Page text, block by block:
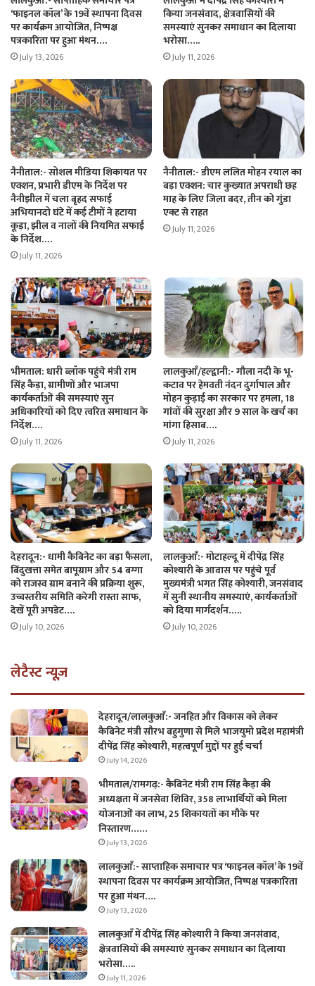
‘फाइनल कॉल’ के 19वें स्थापना दिवस
पर कार्यक्रम आयोजित, निष्पक्ष
पत्रकारिता पर हुआ मंथन….
July 13, 2026
किया जनसंवाद, क्षेत्रवासियों की
समस्याएं सुनकर समाधान का दिलाया
भरोसा…..
July 11, 2026
नैनीताल:- सोशल मीडिया शिकायत पर
एक्शन, प्रभारी डीएम के निर्देश पर
नैनीझील में चला बृहद सफाई
अभियानदो घंटे में कई टीमों ने हटाया
कूड़ा, झील व नालों की नियमित सफाई
के निर्देश….
July 11, 2026
नैनीताल:- डीएम ललित मोहन रयाल का
बड़ा एक्शन: चार कुख्यात अपराधी छह
माह के लिए जिला बदर, तीन को गुंडा
एक्ट से राहत
July 11, 2026
भीमताल: धारी ब्लॉक पहुंचे मंत्री राम
सिंह कैड़ा, ग्रामीणों और भाजपा
कार्यकर्ताओं की समस्याएं सुन
अधिकारियों को दिए त्वरित समाधान के
निर्देश….
July 11, 2026
लालकुआँ/हल्द्वानी:- गौला नदी के भू-
कटाव पर हेमवती नंदन दुर्गापाल और
मोहन कुड़ाई का सरकार पर हमला, 18
गांवों की सुरक्षा और 9 साल के खर्च का
मांगा हिसाब….
July 11, 2026
देहरादून:- धामी कैबिनेट का बड़ा फैसला,
बिंदुखत्ता समेत बापूग्राम और 54 बग्गा
को राजस्व ग्राम बनाने की प्रक्रिया शुरू,
उच्चस्तरीय समिति करेगी रास्ता साफ,
देखें पूरी अपडेट….
July 10, 2026
लालकुआँ:- मोटाहल्दू में दीपेंद्र सिंह
कोश्यारी के आवास पर पहुंचे पूर्व
मुख्यमंत्री भगत सिंह कोश्यारी, जनसंवाद
में सुनीं स्थानीय समस्याएं, कार्यकर्ताओं
को दिया मार्गदर्शन…..
July 10, 2026
लेटैस्ट न्यूज़
देहरादून/लालकुआँ:- जनहित और विकास को लेकर
कैबिनेट मंत्री सौरभ बहुगुणा से मिले भाजयुमो प्रदेश महामंत्री
दीपेंद्र सिंह कोश्यारी, महत्वपूर्ण मुद्दों पर हुई चर्चा
July 14, 2026
भीमताल/रामगढ़:- कैबिनेट मंत्री राम सिंह कैड़ा की
अध्यक्षता में जनसेवा शिविर, 358 लाभार्थियों को मिला
योजनाओं का लाभ, 25 शिकायतों का मौके पर
निस्तारण……
July 13, 2026
लालकुआँ:- साप्ताहिक समाचार पत्र ‘फाइनल कॉल’ के 19वें
स्थापना दिवस पर कार्यक्रम आयोजित, निष्पक्ष पत्रकारिता
पर हुआ मंथन….
July 13, 2026
लालकुआँ में दीपेंद्र सिंह कोश्यारी ने किया जनसंवाद,
क्षेत्रवासियों की समस्याएं सुनकर समाधान का दिलाया
भरोसा…..
July 11, 2026